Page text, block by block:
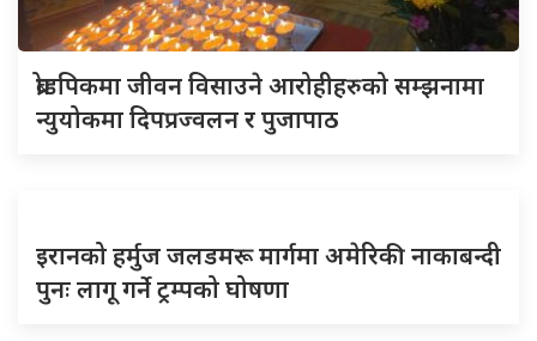
ब्रोडपिकमा जीवन विसाउने आरोहीहरुको सम्झनामा
न्युयोकमा दिपप्रज्वलन र पुजापाठ
इरानको हर्मुज जलडमरू मार्गमा अमेरिकी नाकाबन्दी
पुनः लागू गर्ने ट्रम्पको घोषणा